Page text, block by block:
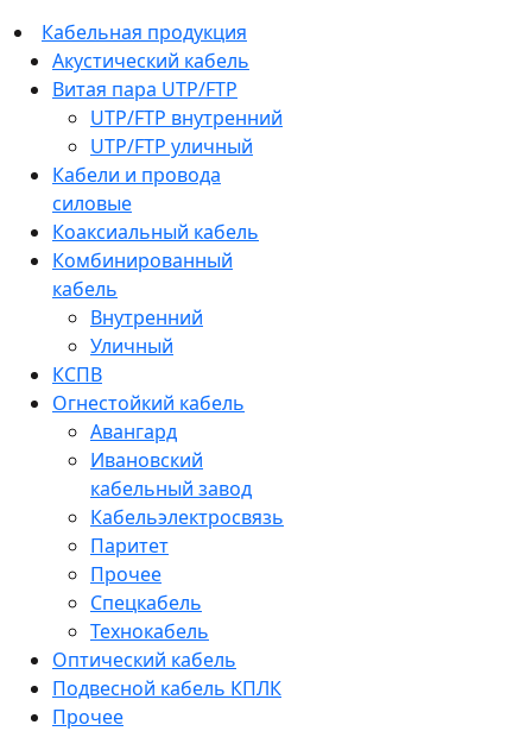
Кабельная продукция
Акустический кабель
Витая пара UTP/FTP
UTP/FTP внутренний
UTP/FTP уличный
Кабели и провода
силовые
Коаксиальный кабель
Комбинированный
кабель
Внутренний
Уличный
КСПВ
Огнестойкий кабель
Авангард
Ивановский
кабельный завод
Кабельэлектросвязь
Паритет
Прочее
Спецкабель
Технокабель
Оптический кабель
Подвесной кабель КПЛК
Прочее